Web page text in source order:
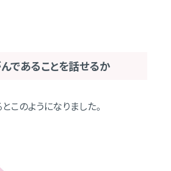
であることを話せるか
このようになりました。